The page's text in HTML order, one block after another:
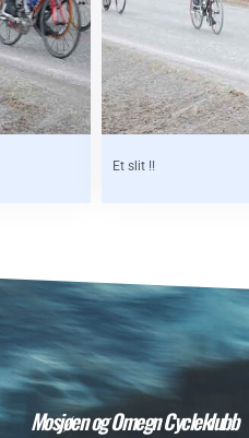
Et slit !!
Mosjøen og Omegn Cycleklubb